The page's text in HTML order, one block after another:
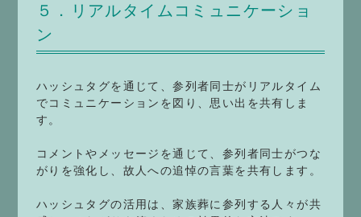
５．リアルタイムコミュニケーショ
ン
ハッシュタグを通じて、参列者同士がリアルタイム
でコミュニケーションを図り、思い出を共有しま
す。
コメントやメッセージを通じて、参列者同士がつな
がりを強化し、故人への追悼の言葉を共有します。
ハッシュタグの活用は、家族葬に参列する人々が共